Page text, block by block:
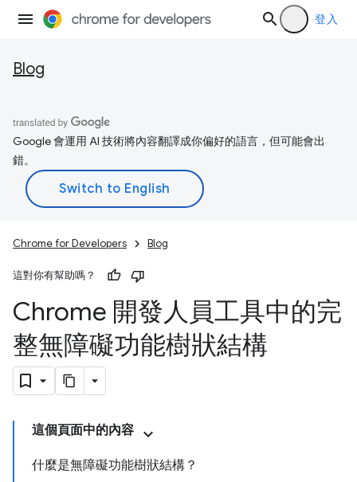
登入
Blog
Google 會運用 AI 技術將內容翻譯成你偏好的語言，但可能會出
錯。
Chrome for Developers Blog
這對你有幫助嗎？
Chrome 開發人員工具中的完
整無障礙功能樹狀結構
這個頁面中的內容
什麼是無障礙功能樹狀結構？